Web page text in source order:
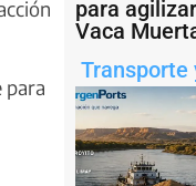
para
para
Vaca
Transporte